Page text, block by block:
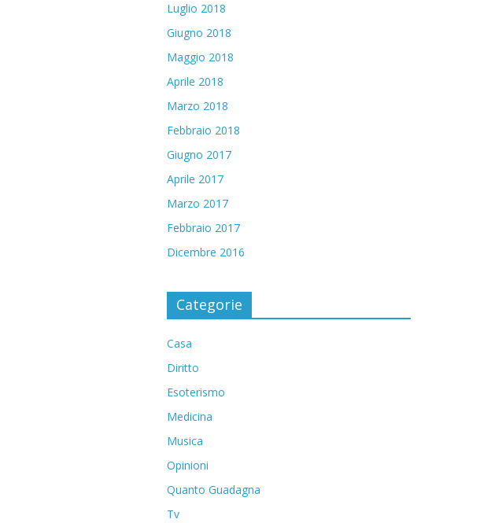
Luglio 2018
Giugno 2018
Maggio 2018
Aprile 2018
Marzo 2018
Febbraio 2018
Giugno 2017
Aprile 2017
Marzo 2017
Febbraio 2017
Dicembre 2016
Categorie
Casa
Diritto
Esoterismo
Medicina
Musica
Opinioni
Quanto Guadagna
Tv